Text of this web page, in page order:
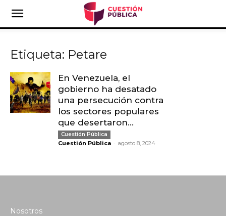
Etiqueta: Petare
En Venezuela, el
gobierno ha desatado
una persecución contra
los sectores populares
que desertaron...
Cuestión Pública
Cuestión Pública - agosto 8, 2024
Nosotros